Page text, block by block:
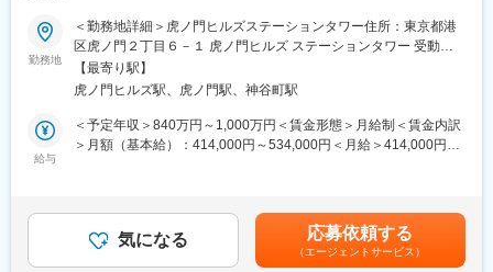
■組織構成
経営企画本部オペレーション管理部に所属、5名のチーム（恵比寿
オフィス勤務）
全社横断で購買戦略やコスト最適化に携わり、サプライヤー交渉
から契約まで一貫して担当。購買プロフェッショナルとして専門
OJTや制度研修により、医薬品業界未経験でもキャッチアップ可
能です。
■業務内容：
ご経験や適性を鑑みて、以下のいずれかの業務を担当いただきま
す。（将来的にはローテーションの可能性もあります。）
・資金繰り管理、全社財務計画、資金調達の実務支援
・金融機関との折衝および窓口業務
・決算実務のメンバー支援
・為替リスクヘッジの施策立案および実行支援
・財務業務の効率化、改善の立案と推進
勤務地
＜勤務地詳細＞虎ノ門ヒルズステーションタワー住所：東京都港
区虎ノ門２丁目６－１ 虎ノ門ヒルズ ステーションタワー 受動喫
煙対策：敷地内喫煙可能場所あり変更の範囲：会社の定める事業
所
【最寄り駅】
虎ノ門ヒルズ駅、虎ノ門駅、神谷町駅
給与
＜予定年収＞840万円～1,000万円＜賃金形態＞月給制＜賃金内訳
＞月額（基本給）：414,000円～534,000円＜月給＞414,000円～
格あり（年1回）■職位：主任職賃金はあくまでも目安の金額であ
り、選考を通じて上下する可能性があります。月給(月額)は固定手
当を含めた表記です。
気になる 応募依頼する
（エージェントサービス）